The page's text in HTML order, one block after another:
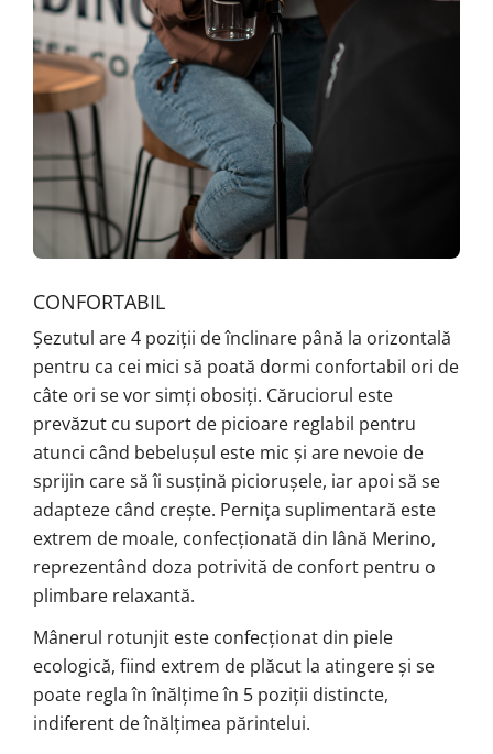
CONFORTABIL
Șezutul are 4 poziții de înclinare până la orizontală
pentru ca cei mici să poată dormi confortabil ori de
câte ori se vor simți obosiți. Căruciorul este
prevăzut cu suport de picioare reglabil pentru
atunci când bebelușul este mic și are nevoie de
sprijin care să îi susțină piciorușele, iar apoi să se
adapteze când crește. Pernița suplimentară este
extrem de moale, confecționată din lână Merino,
reprezentând doza potrivită de confort pentru o
plimbare relaxantă.
Mânerul rotunjit este confecționat din piele
ecologică, fiind extrem de plăcut la atingere și se
poate regla în înălțime în 5 poziții distincte,
indiferent de înălțimea părintelui.